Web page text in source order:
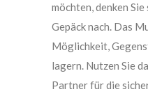
möchten, denken
Gepäck nach. Das
Möglichkeit,
lagern. Nutzen Sie
Partner für die